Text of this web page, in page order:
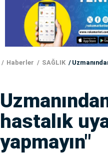
Haberler SAĞLIK Uzmanından
hastalık
yapmayın"